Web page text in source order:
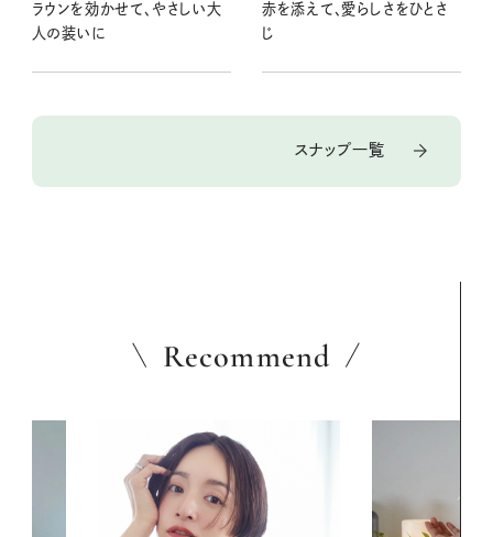
ラウンを効かせて、やさしい大
人の装いに
赤を添えて、愛らしさをひとさ
じ
スナップ一覧
Recommend